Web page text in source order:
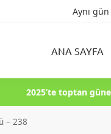
Aynı
ANA SAYFA
2025’te toptan
– 238